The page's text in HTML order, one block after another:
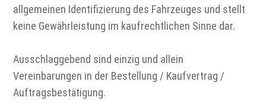
allgemeinen Identifizierung des Fahrzeuges und stellt
keine Gewährleistung im kaufrechtlichen Sinne dar.
Ausschlaggebend sind einzig und allein
Vereinbarungen in der Bestellung / Kaufvertrag /
Auftragsbestätigung.